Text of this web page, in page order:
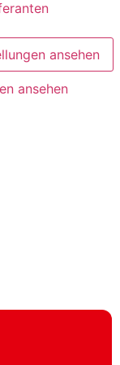
ansehen
ansehen